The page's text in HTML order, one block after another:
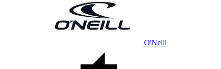
O'Neill